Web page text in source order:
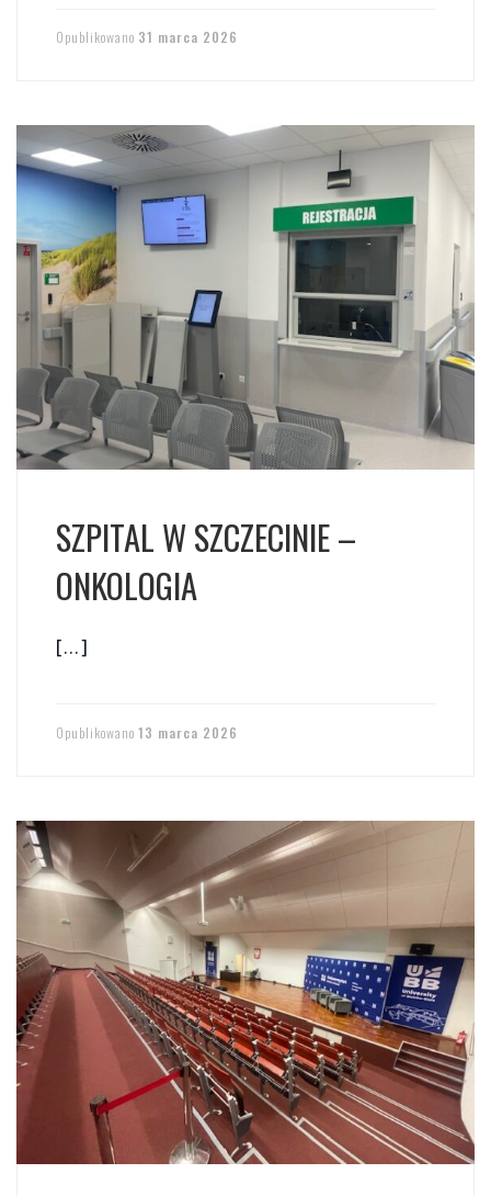
Opublikowano 31 marca 2026
SZPITAL W SZCZECINIE –
ONKOLOGIA
[…]
Opublikowano 13 marca 2026